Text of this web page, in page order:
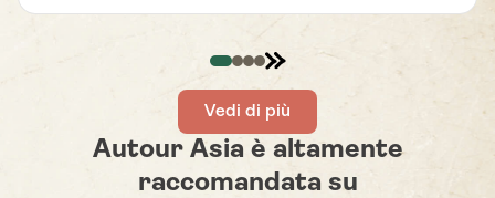
della cultura del posto. Grazie ad Autour Asia, non
ci siamo limitati a visitare i luoghi, ma abbiamo
vissuto davvero il viaggio, entrando in contatto
con le comunità locali. Consigliamo vivamente
Autour Asia e non vediamo l’ora di partire di nuovo
Vedi di più
Autour Asia è altamente
raccomandata su